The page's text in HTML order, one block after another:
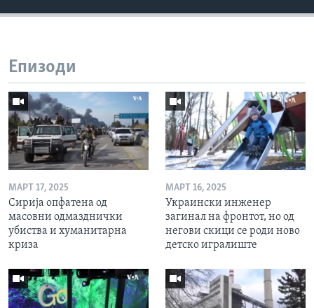
Епизоди
МАРТ 17, 2025
Сирија опфатена од
масовни одмазднички
убиства и хуманитарна
криза
МАРТ 16, 2025
Украински инженер
загинал на фронтот, но од
негови скици се роди ново
детско игралиште